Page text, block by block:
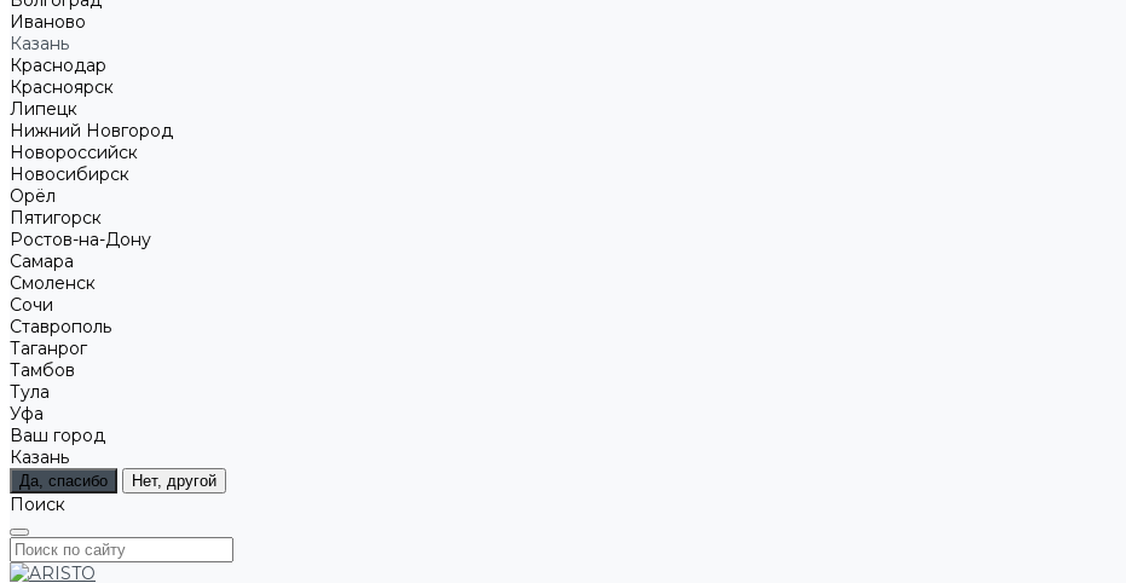
Иваново
Казань
Краснодар
Красноярск
Липецк
Нижний Новгород
Новороссийск
Новосибирск
Орёл
Пятигорск
Ростов-на-Дону
Самара
Смоленск
Сочи
Ставрополь
Таганрог
Тамбов
Тула
Уфа
Ваш город
Казань
Да, спасибо Нет, другой
Поиск